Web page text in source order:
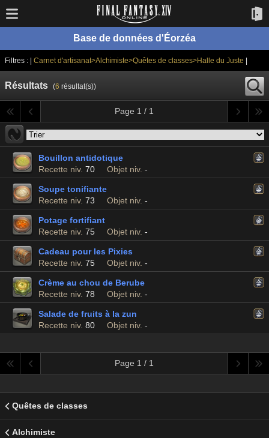
Base de données d'Éorzéa
Filtres : | Carnet d'artisanat>Alchimiste>Quêtes de classes>Halle du Juste
Résultats (6 résultat(s))
Page 1 / 1
Bouillon antidotique
Recette niv. 70 Objet niv. -
Soupe tonifiante
Recette niv. 73 Objet niv. -
Potage fortifiant
Recette niv. 75 Objet niv. -
Cadeau pour les Pixies
Recette niv. 75 Objet niv. -
Crème au chou de Berube
Recette niv. 78 Objet niv. -
Salade de fruits à la zun
Recette niv. 80 Objet niv. -
Page 1 / 1
Quêtes de classes
Alchimiste